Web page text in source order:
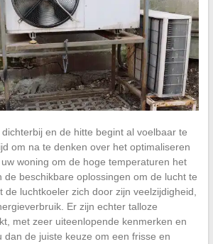
en de hitte begint al voelbaar te
om na te denken over het optimaliseren
woning om de hoge temperaturen het
de beschikbare oplossingen om de lucht te
de luchtkoeler zich door zijn veelzijdigheid,
Er zijn echter talloze
met zeer uiteenlopende kenmerken en
dan de juiste keuze om een frisse en